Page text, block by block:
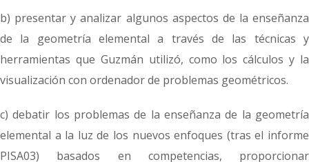
b) presentar y analizar algunos aspectos de la enseñanza
de la geometría elemental a través de las técnicas y
herramientas que Guzmán utilizó, como los cálculos y la
visualización con ordenador de problemas geométricos.
c) debatir los problemas de la enseñanza de la geometría
elemental a la luz de los nuevos enfoques (tras el informe
PISA03) basados en competencias, proporcionar